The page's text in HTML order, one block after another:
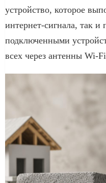
устройство, которое
интернет-сигнала, так
подключенными
всех через антенны Wi-